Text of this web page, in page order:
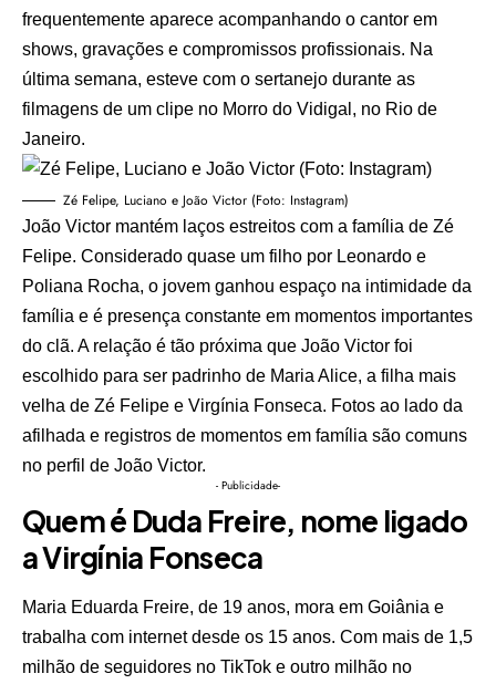
frequentemente aparece acompanhando o cantor em
shows, gravações e compromissos profissionais. Na
última semana, esteve com o sertanejo durante as
filmagens de um clipe no Morro do Vidigal, no Rio de
Janeiro.
Zé Felipe, Luciano e João Victor (Foto: Instagram)
João Victor mantém laços estreitos com a família de Zé
Felipe. Considerado quase um filho por Leonardo e
Poliana Rocha, o jovem ganhou espaço na intimidade da
família e é presença constante em momentos importantes
do clã. A relação é tão próxima que João Victor foi
escolhido para ser padrinho de Maria Alice, a filha mais
velha de Zé Felipe e Virgínia Fonseca. Fotos ao lado da
afilhada e registros de momentos em família são comuns
no perfil de João Victor.
- Publicidade-
Quem é Duda Freire, nome ligado
a Virgínia Fonseca
Maria Eduarda Freire, de 19 anos, mora em Goiânia e
trabalha com internet desde os 15 anos. Com mais de 1,5
milhão de seguidores no TikTok e outro milhão no